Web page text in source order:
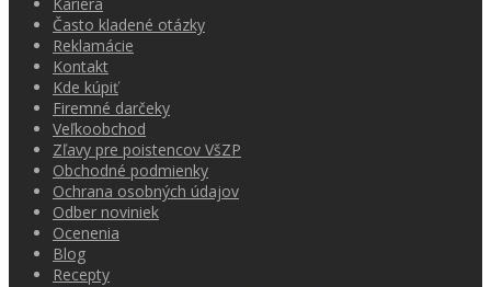
Často kladené otázky
Reklamácie
Kontakt
Kde kúpiť
Firemné darčeky
Veľkoobchod
Zľavy pre poistencov VšZP
Obchodné podmienky
Ochrana osobných údajov
Odber noviniek
Ocenenia
Blog
Recepty